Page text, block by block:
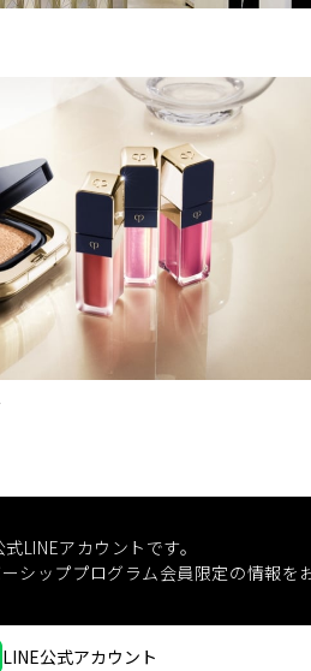
LINEアカウントです。
シッププログラム会員限定の情報を
LINE公式アカウント